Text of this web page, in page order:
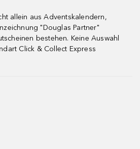
allein aus Adventskalendern,
"Douglas Partner"
bestehen. Keine Auswahl
Click & Collect Express